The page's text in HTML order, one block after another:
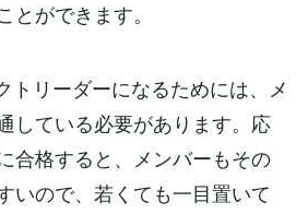
とができます。
トリーダーになるためには、メ
している必要があります。応
合格すると、メンバーもその
いので、若くても一目置いて